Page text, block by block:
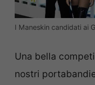
I Maneskin candidati ai
Una bella
nostri